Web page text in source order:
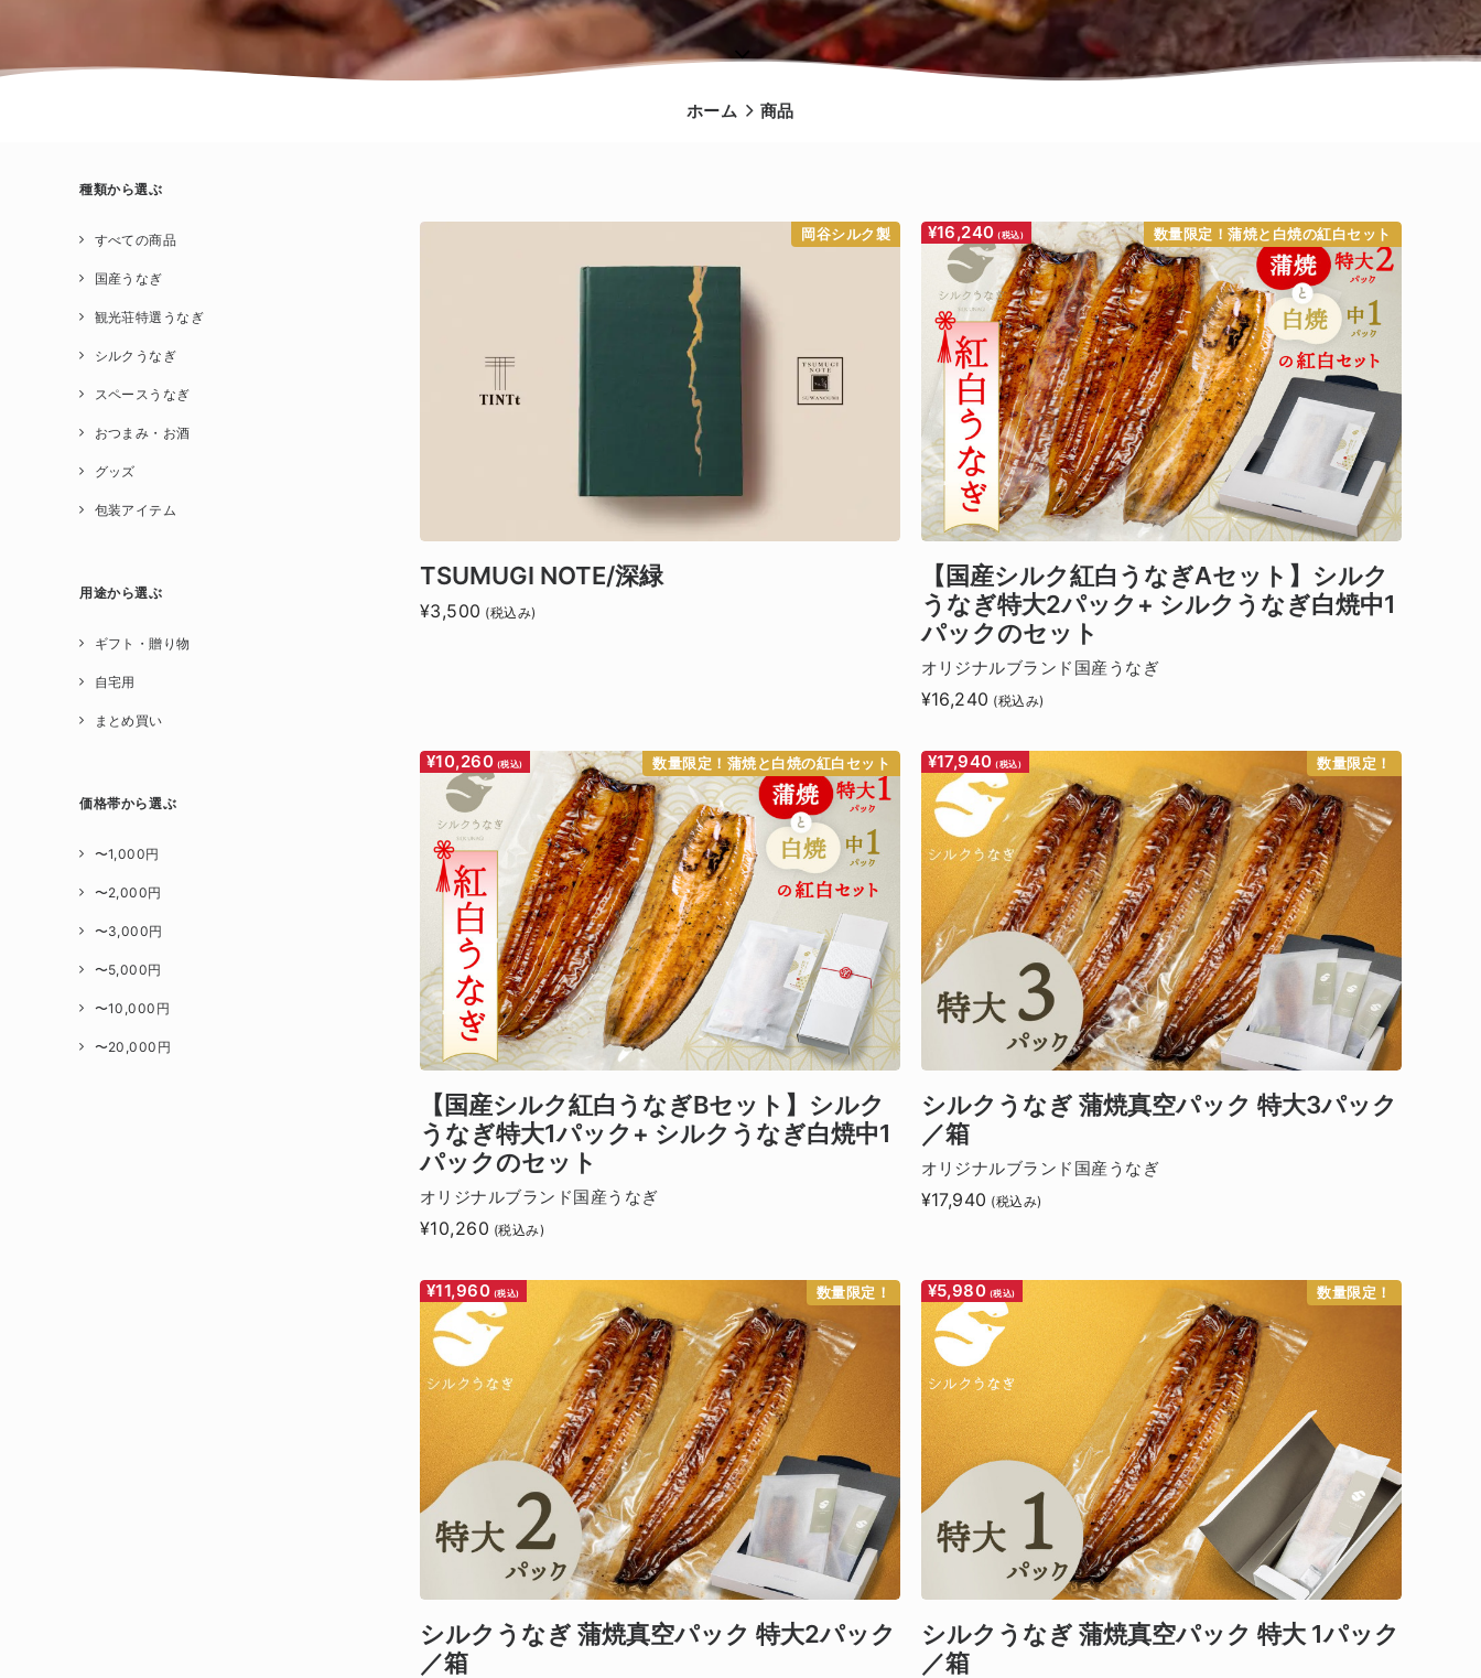
ホーム 商品
種類から選ぶ
すべての商品
国産うなぎ
観光荘特選うなぎ
シルクうなぎ
スペースうなぎ
おつまみ・お酒
グッズ
包装アイテム
用途から選ぶ
ギフト・贈り物
自宅用
まとめ買い
価格帯から選ぶ
〜1,000円
〜2,000円
〜3,000円
〜5,000円
〜10,000円
〜20,000円
岡谷シルク製
TSUMUGI NOTE/深緑
¥3,500 (税込み)
数量限定！蒲焼と白焼の紅白セット
¥16,240 (税込)
【国産シルク紅白うなぎAセット】シルク
うなぎ特大2パック+ シルクうなぎ白焼中1
パックのセット
オリジナルブランド国産うなぎ
¥16,240 (税込み)
数量限定！蒲焼と白焼の紅白セット
¥10,260 (税込)
【国産シルク紅白うなぎBセット】シルク
うなぎ特大1パック+ シルクうなぎ白焼中1
パックのセット
オリジナルブランド国産うなぎ
¥10,260 (税込み)
数量限定！
¥17,940 (税込)
シルクうなぎ 蒲焼真空パック 特大3パック
／箱
オリジナルブランド国産うなぎ
¥17,940 (税込み)
数量限定！
¥11,960 (税込)
シルクうなぎ 蒲焼真空パック 特大2パック
／箱
数量限定！
¥5,980 (税込)
シルクうなぎ 蒲焼真空パック 特大 1パック
／箱